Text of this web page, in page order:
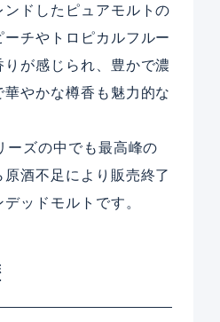
ドしたピュアモルトの
チやトロピカルフルー
が感じられ、豊かで濃
華やかな樽香も魅力的な
ーズの中でも最高峰の
酒不足により販売終了
ッドモルトです。